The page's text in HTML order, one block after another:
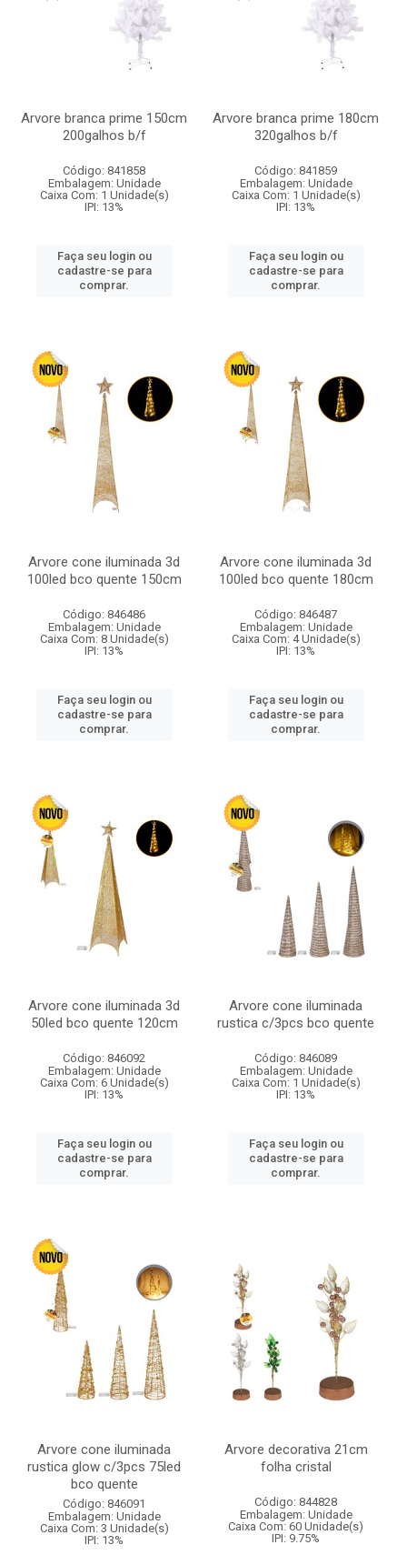
Arvore branca prime 150cm
200galhos b/f
Código: 841858
Embalagem: Unidade
Caixa Com: 1 Unidade(s)
IPI: 13%
Faça seu login ou
cadastre-se para
comprar.
Arvore branca prime 180cm
320galhos b/f
Código: 841859
Embalagem: Unidade
Caixa Com: 1 Unidade(s)
IPI: 13%
Faça seu login ou
cadastre-se para
comprar.
Arvore cone iluminada 3d
100led bco quente 150cm
Código: 846486
Embalagem: Unidade
Caixa Com: 8 Unidade(s)
IPI: 13%
Faça seu login ou
cadastre-se para
comprar.
Arvore cone iluminada 3d
100led bco quente 180cm
Código: 846487
Embalagem: Unidade
Caixa Com: 4 Unidade(s)
IPI: 13%
Faça seu login ou
cadastre-se para
comprar.
Arvore cone iluminada 3d
50led bco quente 120cm
Código: 846092
Embalagem: Unidade
Caixa Com: 6 Unidade(s)
IPI: 13%
Faça seu login ou
cadastre-se para
comprar.
Arvore cone iluminada
rustica c/3pcs bco quente
Código: 846089
Embalagem: Unidade
Caixa Com: 1 Unidade(s)
IPI: 13%
Faça seu login ou
cadastre-se para
comprar.
Arvore cone iluminada
rustica glow c/3pcs 75led
bco quente
Código: 846091
Embalagem: Unidade
Caixa Com: 3 Unidade(s)
IPI: 13%
Arvore decorativa 21cm
folha cristal
Código: 844828
Embalagem: Unidade
Caixa Com: 60 Unidade(s)
IPI: 9.75%